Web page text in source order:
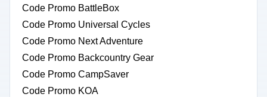
Code Promo BattleBox
Code Promo Universal Cycles
Code Promo Next Adventure
Code Promo Backcountry Gear
Code Promo CampSaver
Code Promo KOA